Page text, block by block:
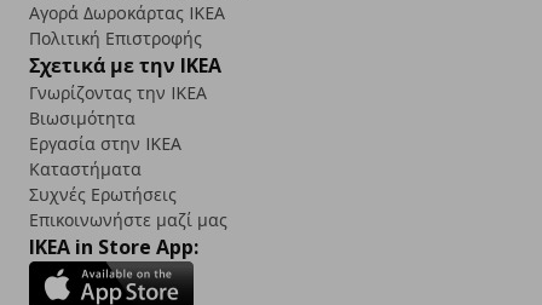
Αγορά Δωρoκάρτας IKEA
Πολιτική Επιστροφής
Σχετικά με την IKEA
Γνωρίζοντας την IKEA
Βιωσιμότητα
Εργασία στην IKEA
Καταστήματα
Συχνές Ερωτήσεις
Επικοινωνήστε μαζί μας
IKEA in Store App: